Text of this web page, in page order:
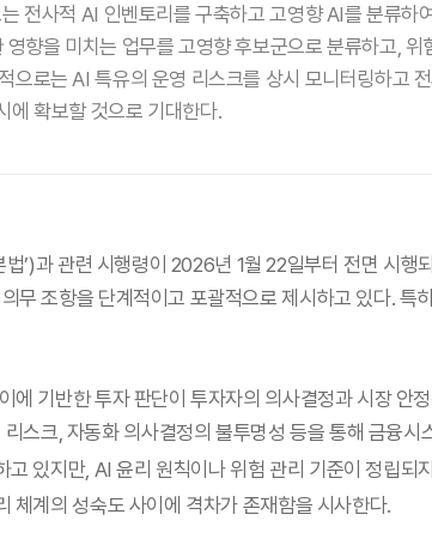
전사적 AI 인벤토리를 구축하고 고영향 AI를 분류
향을 미치는 업무를 고영향 후보군으로 분류하고,
으로는 AI 특유의 운영 리스크를 상시 모니터링하고
에 확보할 것으로 기대한다.
’)과 관련 시행령이 2026년 1월 22일부터 전면 시행
무 조항을 단계적이고 포괄적으로 제시하고 있다.
기반한 투자 판단이 투자자의 의사결정과 시장 안
스크, 자동화 의사결정의 불투명성 등을 통해 금융
있지만, AI 윤리 원칙이나 위험 관리 기준이 정립
체계의 성숙도 사이에 격차가 존재함을 시사한다.